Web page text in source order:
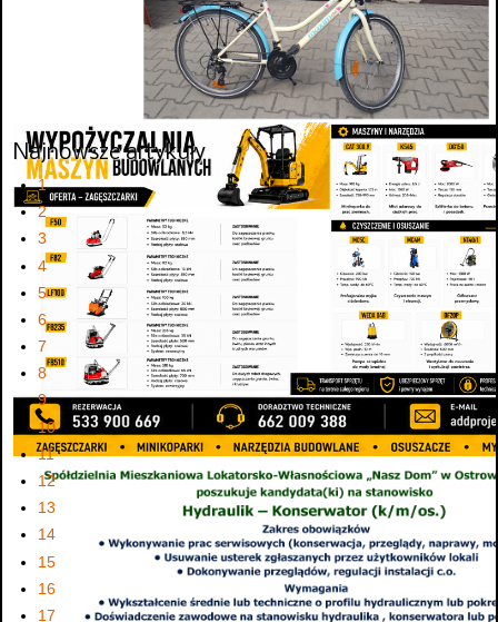
Najnowsze artykuły
1
2
3
4
5
6
7
8
9
10
11
12
13
14
15
16
17